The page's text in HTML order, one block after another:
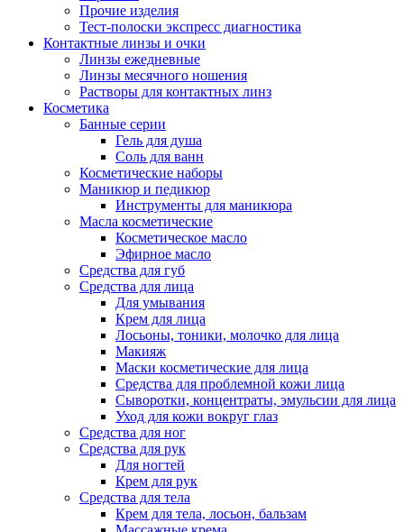
Прочие изделия
Тест-полоски экспресс диагностика
Контактные линзы и очки
Линзы ежедневные
Линзы месячного ношения
Растворы для контактных линз
Косметика
Банные серии
Гель для душа
Соль для ванн
Косметические наборы
Маникюр и педикюр
Инструменты для маникюра
Масла косметические
Косметическое масло
Эфирное масло
Средства для губ
Средства для лица
Для умывания
Крем для лица
Лосьоны, тоники, молочко для лица
Макияж
Маски косметические для лица
Средства для проблемной кожи лица
Сыворотки, концентраты, эмульсии для лица
Уход для кожи вокруг глаз
Средства для ног
Средства для рук
Для ногтей
Крем для рук
Средства для тела
Крем для тела, лосьон, бальзам